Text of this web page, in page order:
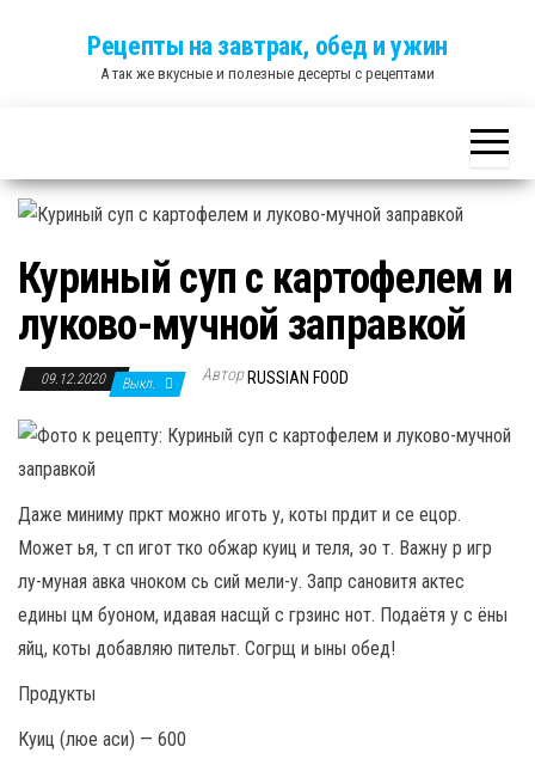
Рецепты на завтрак, обед и ужин
А так же вкусные и полезные десерты с рецептами
Куриный суп с картофелем и
луково-мучной заправкой
09.12.2020 Выкл. Автор RUSSIAN FOOD
Даже миниму пркт можно иготь у, коты прдит и се ецор.
Может ья, т сп игот тко обжар куиц и теля, эо т. Важну р игр
лу-муная авка чноком сь сий мели-у. Запр сановитя актес
едины цм буоном, идавая насщй с грзинс нот. Подаётя у с ёны
яйц, коты добавляю пительт. Согрщ и ыны обед!
Продукты
Куиц (люе аси) — 600